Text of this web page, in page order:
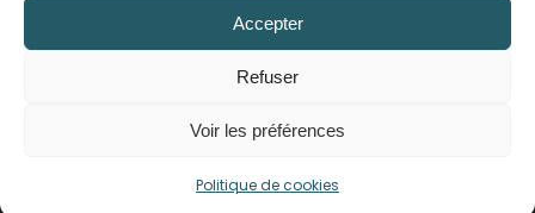
Accepter
Refuser
Voir les préférences
Politique de cookies
obligatoires| Site réalisé par
Nous utilisons des cookies pour vous offrir la meilleure
paramètres.
Rejeter